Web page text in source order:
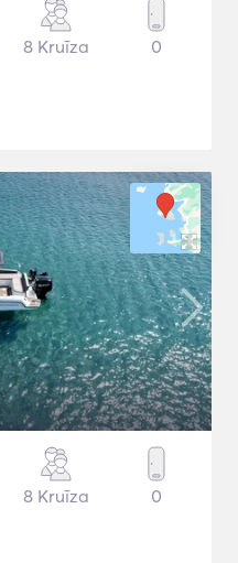
8 Kruīza 0
8 Kruīza 0